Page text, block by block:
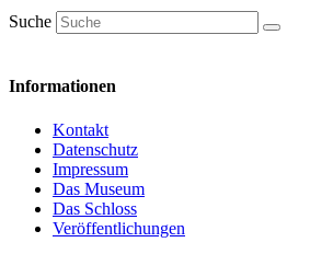
Suche
Informationen
Kontakt
Datenschutz
Impressum
Das Museum
Das Schloss
Veröffentlichungen